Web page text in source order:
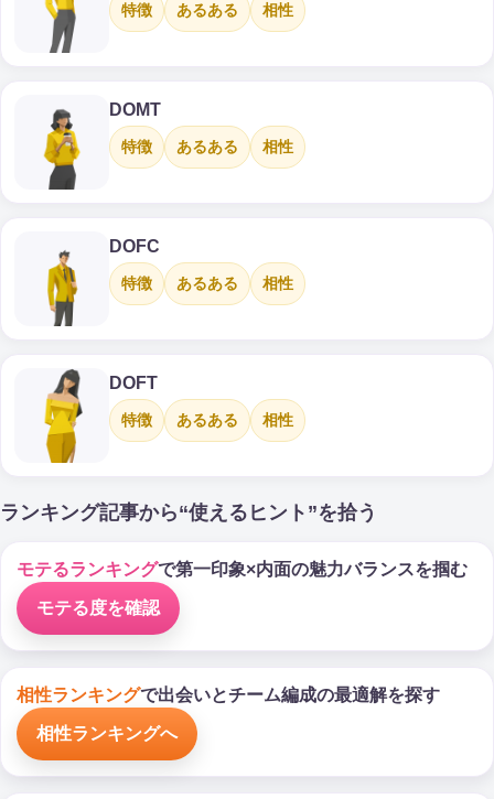
特徴 あるある 相性
DOMT
特徴 あるある 相性
DOFC
特徴 あるある 相性
DOFT
特徴 あるある 相性
ランキング記事から“使えるヒント”を拾う
モテるランキングで第一印象×内面の魅力バランスを掴む
モテる度を確認
相性ランキングで出会いとチーム編成の最適解を探す
相性ランキングへ